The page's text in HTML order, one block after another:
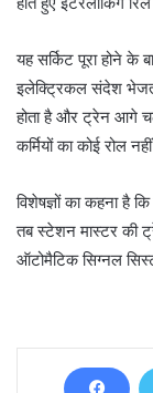
यह सर्किट पूरा होने के
इलेक्ट्रिकल संदेश
होता है और ट्रेन आगे
कर्मियों का कोई रोल
विशेषज्ञों का कहना है
तब स्टेशन मास्टर की
ऑटोमैटिक सिग्नल